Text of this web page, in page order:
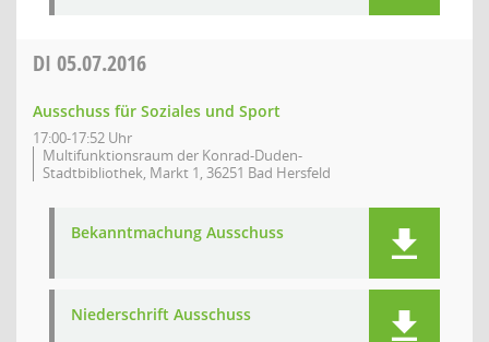
DI 05.07.2016
Ausschuss für Soziales und Sport
17:00-17:52 Uhr
Multifunktionsraum der Konrad-Duden-
Stadtbibliothek, Markt 1, 36251 Bad Hersfeld
Bekanntmachung Ausschuss
Niederschrift Ausschuss